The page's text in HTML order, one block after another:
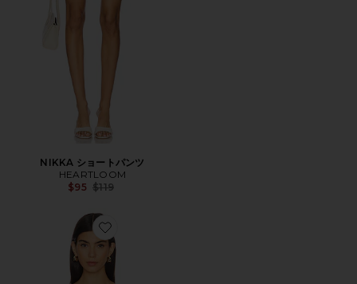
NIKKA ショートパンツ
HEARTLOOM
$95 Previous price:
$119
Favorite パデッドマイクロブラ